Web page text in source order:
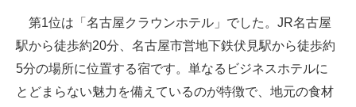
第1位は「名古屋クラウンホテル」でした。JR名古屋
駅から徒歩約20分、名古屋市営地下鉄伏見駅から徒歩約
5分の場所に位置する宿です。単なるビジネスホテルに
とどまらない魅力を備えているのが特徴で、地元の食材